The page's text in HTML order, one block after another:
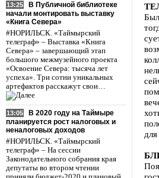
13:25
В Публичной библиотеке
начали монтировать выставку
«Книга Севера»
#НОРИЛЬСК. «Таймырский
телеграф» – Выставка «Книга
Севера» – завершающий этап
большого межмузейного проекта
«Освоение Севера: тысяча лет
успеха». Три сотни уникальных
артефактов расскажут свои…
13:05
В 2020 году на Таймыре
планируется рост налоговых и
неналоговых доходов
#НОРИЛЬСК. «Таймырский
телеграф» – На сессии
Законодательного собрания края
депутаты во втором чтении